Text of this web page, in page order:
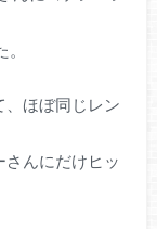
、ほぼ同じレン
んにだけヒッ